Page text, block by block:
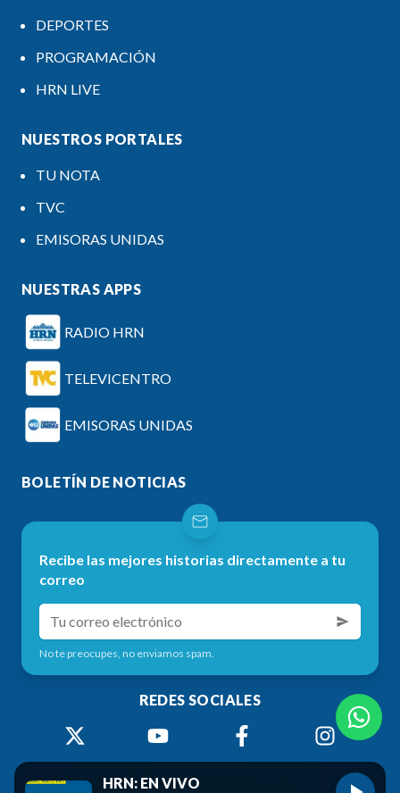
DEPORTES
PROGRAMACIÓN
HRN LIVE
NUESTROS PORTALES
TU NOTA
TVC
EMISORAS UNIDAS
NUESTRAS APPS
RADIO HRN
TELEVICENTRO
EMISORAS UNIDAS
BOLETÍN DE NOTICIAS
Recibe las mejores historias directamente a tu
correo
No te preocupes, no enviamos spam.
REDES SOCIALES
HRN: EN VIVO